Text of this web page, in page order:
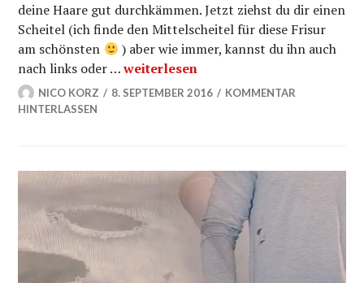
deine Haare gut durchkämmen. Jetzt ziehst du dir einen
Scheitel (ich finde den Mittelscheitel für diese Frisur
am schönsten
) aber wie immer, kannst du ihn auch
nach links oder …How to FAKE FLECHTEN
weiterlesen
NICO KORZ 8. SEPTEMBER 2016
KOMMENTAR
HINTERLASSEN